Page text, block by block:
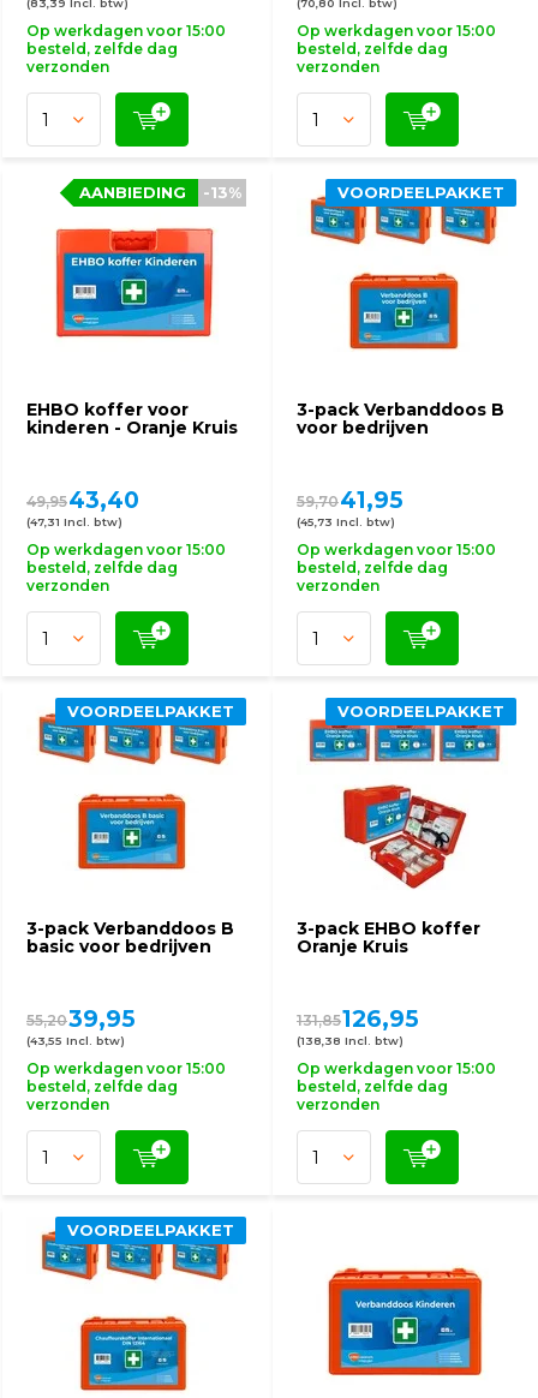
(83,39 Incl. btw)
Op werkdagen voor 15:00
besteld, zelfde dag
verzonden
(70,80 Incl. btw)
Op werkdagen voor 15:00
besteld, zelfde dag
verzonden
EHBO koffer voor
kinderen - Oranje Kruis
-13%
AANBIEDING
49,9543,40
(47,31 Incl. btw)
Op werkdagen voor 15:00
besteld, zelfde dag
verzonden
3-pack Verbanddoos B
voor bedrijven
VOORDEELPAKKET
59,7041,95
(45,73 Incl. btw)
Op werkdagen voor 15:00
besteld, zelfde dag
verzonden
3-pack Verbanddoos B
basic voor bedrijven
VOORDEELPAKKET
55,2039,95
(43,55 Incl. btw)
Op werkdagen voor 15:00
besteld, zelfde dag
verzonden
3-pack EHBO koffer
Oranje Kruis
VOORDEELPAKKET
131,85126,95
(138,38 Incl. btw)
Op werkdagen voor 15:00
besteld, zelfde dag
verzonden
VOORDEELPAKKET